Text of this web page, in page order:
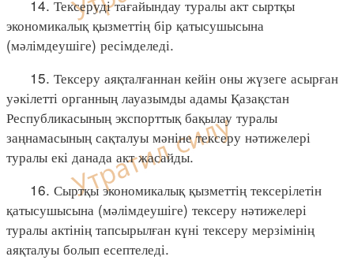
14. Тексеруді тағайындау туралы акт сыртқы
экономикалық қызметтің бір қатысушысына
(мәлімдеушіге) ресімделеді.
15. Тексеру аяқталғаннан кейін оны жүзеге асырған
уәкілетті органның лауазымды адамы Қазақстан
Республикасының экспорттық бақылау туралы
заңнамасының сақталуы мәніне тексеру нәтижелері
туралы екі данада акт жасайды.
16. Сыртқы экономикалық қызметтің тексерілетін
қатысушысына (мәлімдеушіге) тексеру нәтижелері
туралы актінің тапсырылған күні тексеру мерзімінің
аяқталуы болып есептеледі.